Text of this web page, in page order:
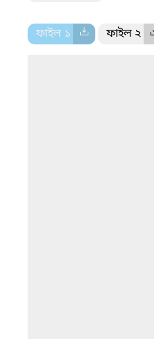
ফাইল ১ ফাইল ২